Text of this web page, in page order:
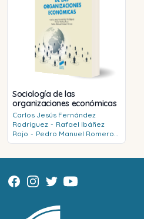
Sociología de las
organizaciones económicas
Carlos Jesús Fernández
Rodríguez - Rafael Ibáñez
Rojo - Pedro Manuel Romero
Balsas